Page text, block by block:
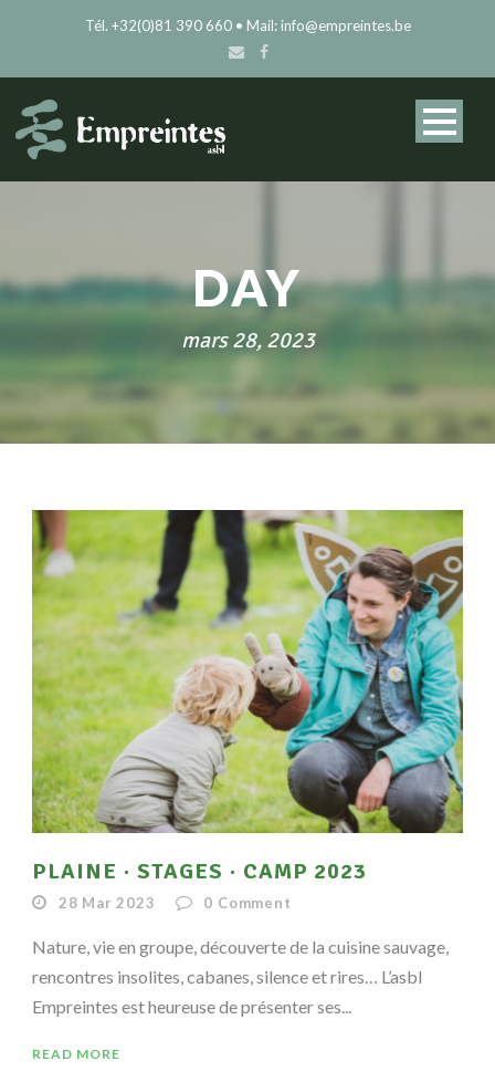
Tél. +32(0)81 390 660 • Mail: info@empreintes.be
DAY
mars 28, 2023
PLAINE · STAGES · CAMP 2023
28 Mar 2023 0 Comment
Nature, vie en groupe, découverte de la cuisine sauvage,
rencontres insolites, cabanes, silence et rires… L’asbl
Empreintes est heureuse de présenter ses...
READ MORE